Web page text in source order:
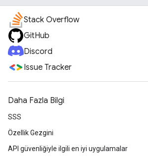
Stack Overflow
GitHub
Discord
Issue Tracker
Daha Fazla Bilgi
SSS
Özellik Gezgini
API güvenliğiyle ilgili en iyi uygulamalar